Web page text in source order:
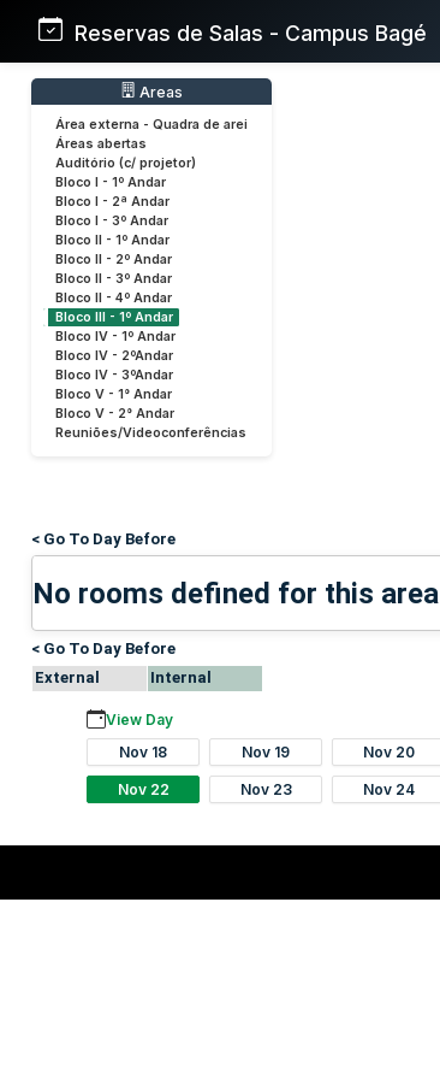
Reservas de Salas - Campus Bagé
Areas
Área externa - Quadra de arei
Áreas abertas
Auditório (c/ projetor)
Bloco I - 1º Andar
Bloco I - 2ª Andar
Bloco I - 3º Andar
Bloco II - 1º Andar
Bloco II - 2º Andar
Bloco II - 3º Andar
Bloco II - 4º Andar
Bloco III - 1º Andar
Bloco IV - 1º Andar
Bloco IV - 2ºAndar
Bloco IV - 3ºAndar
Bloco V - 1° Andar
Bloco V - 2° Andar
Reuniões/Videoconferências
< Go To Day Before
No rooms defined for this area
< Go To Day Before
External
Internal
View Day
Nov 18
Nov 19 Nov 20
Nov 22 Nov 23 Nov 24